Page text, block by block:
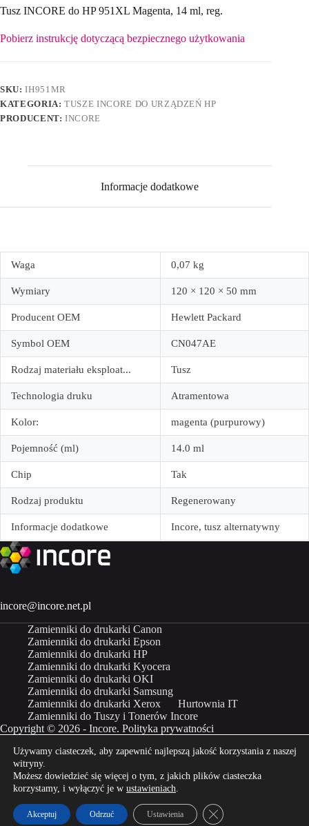
Tusz INCORE do HP 951XL Magenta, 14 ml, reg.
Pobierz instrukcję dotyczącą bezpiecznego użytkowania
SKU:IH951MR
KATEGORIA:TUSZE INCORE DO URZĄDZEŃ HP
PRODUCENT:INCORE
Informacje dodatkowe
Waga 0,07 kg
Wymiary 120 × 120 × 50 mm
Producent OEM Hewlett Packard
Symbol OEM CN047AE
Rodzaj materiału eksploat... Tusz
Technologia druku Atramentowa
Kolor: magenta (purpurowy)
Pojemność (ml) 14.0 ml
Chip Tak
Rodzaj produktu Regenerowany
Informacje dodatkowe Incore, tusz alternatywny
incore@incore.net.pl
Zamienniki do drukarki Canon
Zamienniki do drukarki Epson
Zamienniki do drukarki HP
Zamienniki do drukarki Kyocera
Zamienniki do drukarki OKI
Zamienniki do drukarki Samsung
Zamienniki do drukarki Xerox
Hurtownia IT
Zamienniki do Tuszy i Tonerów Incore
Copyright © 2026 - Incore. Polityka prywatności
Właścicielem marki Incore jest Incom Group SA
Kup Incore na Kup Incore na
Używamy ciasteczek, aby zapewnić najlepszą jakość korzystania z naszej
witryny.
Możesz dowiedzieć się więcej o tym, z jakich plików ciasteczka
korzystamy, i wyłączyć je w ustawieniach.
Akceptuj Odrzuć Ustawienia Zamknij panel